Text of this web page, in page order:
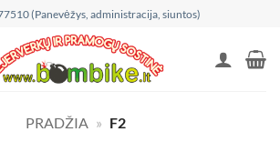
(Panevėžys, administracija, siuntos)
PRADŽIA » F2